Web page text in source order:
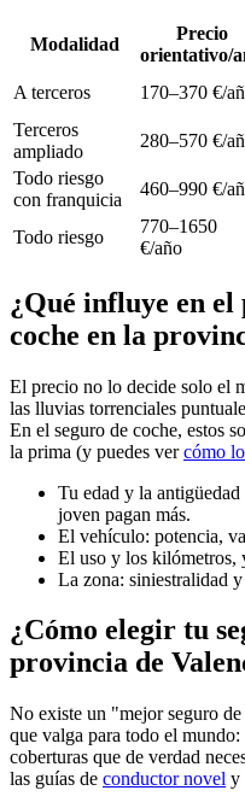
Modalidad
Precio
orientativo/
A terceros 170–370 €/
Terceros
ampliado
280–570 €/
Todo riesgo
con franquicia
460–990 €/
Todo riesgo
770–1650
€/año
¿Qué influye en el
coche en la
El precio no lo decide solo el
las lluvias torrenciales
En el seguro de coche, estos
la prima (y puedes vercómo
Tu edad y la
joven pagan más.
El vehículo: potencia,
El uso y los kilómetros,
La zona: siniestralidad
¿Cómo elegir tu
provincia de
No existe un "mejor seguro
que valga para todo el
coberturas que de verdad
las guías de conductor novel y